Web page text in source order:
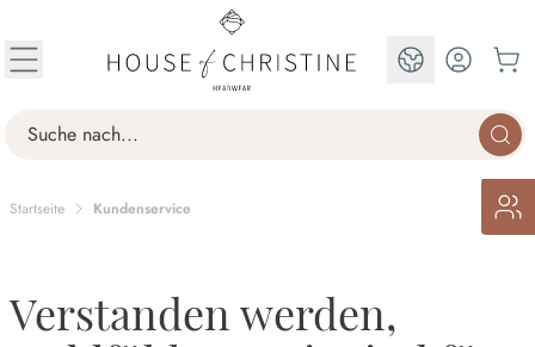
Search
DE
Startseite Kundenservice
Verstanden werden,